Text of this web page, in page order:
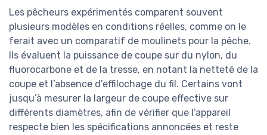
Les pêcheurs expérimentés comparent souvent
plusieurs modèles en conditions réelles, comme on le
ferait avec un comparatif de moulinets pour la pêche.
Ils évaluent la puissance de coupe sur du nylon, du
fluorocarbone et de la tresse, en notant la netteté de la
coupe et l’absence d’effilochage du fil. Certains vont
jusqu’à mesurer la largeur de coupe effective sur
différents diamètres, afin de vérifier que l’appareil
respecte bien les spécifications annoncées et reste